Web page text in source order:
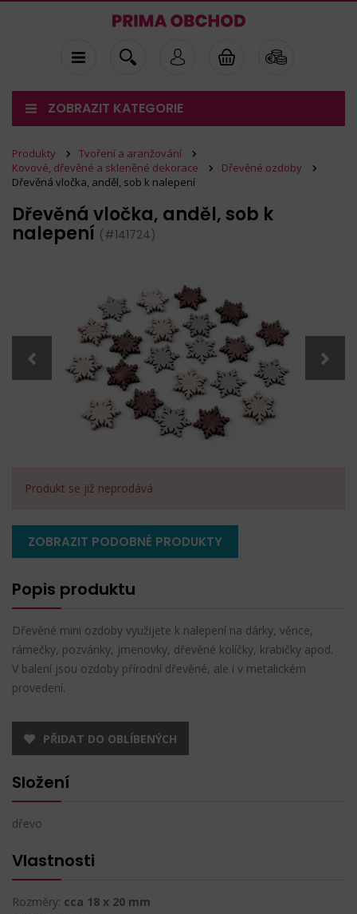
ZOBRAZIT KATEGORIE
Produkty
Tvoření a aranžování
Kovové, dřevěné a skleněné dekorace
Dřevěné ozdoby
Dřevěná vločka, anděl, sob k nalepení
Dřevěná vločka, anděl, sob k
nalepení (#141724)
Produkt se již neprodává
ZOBRAZIT PODOBNÉ PRODUKTY
Popis produktu
Dřevěné mini ozdoby využijete k nalepení na dárky, věnce,
rámečky, pozvánky, jmenovky, dřevěné kolíčky, krabičky apod.
V balení jsou ozdoby přírodní dřevěné, ale i v metalickém
provedení.
PŘIDAT DO OBLÍBENÝCH
Složení
dřevo
Vlastnosti
Rozměry: cca 18 x 20 mm